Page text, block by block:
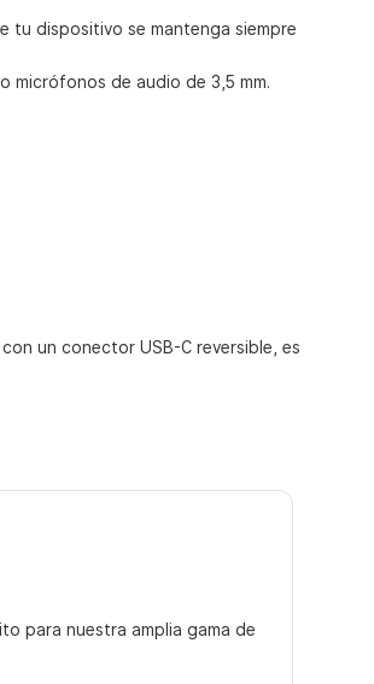
tu dispositivo se mantenga siempre
micrófonos de audio de 3,5 mm.
un conector USB-C reversible, es
para nuestra amplia gama de